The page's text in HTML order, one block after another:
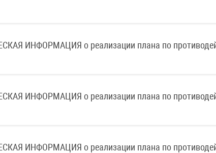
ИНФОРМАЦИЯ о реализации плана по
ИНФОРМАЦИЯ о реализации плана по
ИНФОРМАЦИЯ о реализации плана по